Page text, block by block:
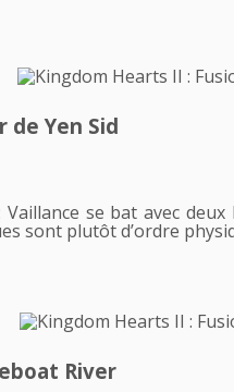
de Yen Sid
se bat avec deux
sont plutôt d’ordre
River